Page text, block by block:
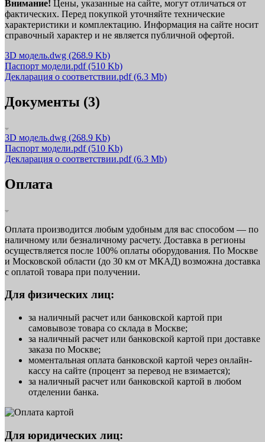
Внимание! Цены, указанные на сайте, могут отличаться от
фактических. Перед покупкой уточняйте технические
характеристики и комплектацию. Информация на сайте носит
справочный характер и не является публичной офертой.
3D модель.dwg (268.9 Kb)
Паспорт модели.pdf(510 Kb)
Декларация о соответствии.pdf(6.3 Mb)
Документы (3)
3D модель.dwg (268.9 Kb)
Паспорт модели.pdf(510 Kb)
Декларация о соответствии.pdf(6.3 Mb)
Оплата
Оплата производится любым удобным для вас способом — по
наличному или безналичному расчету. Доставка в регионы
осуществляется после 100% оплаты оборудования. По Москве
и Московской области (до 30 км от МКАД) возможна доставка
с оплатой товара при получении.
Для физических лиц:
за наличный расчет или банковской картой при
самовывозе товара со склада в Москве;
за наличный расчет или банковской картой при доставке
заказа по Москве;
моментальная оплата банковской картой через онлайн-
кассу на сайте (процент за перевод не взимается);
за наличный расчет или банковской картой в любом
отделении банка.
Для юридических лиц: